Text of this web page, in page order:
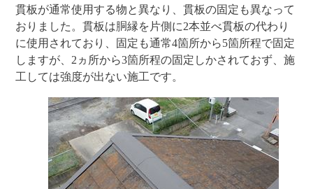
貫板が通常使用する物と異なり、貫板の固定も異なって
おりました。貫板は胴縁を片側に2本並べ貫板の代わり
に使用されており、固定も通常4箇所から5箇所程で固定
しますが、2ヵ所から3箇所程の固定しかされておず、施
工しては強度が出ない施工です。